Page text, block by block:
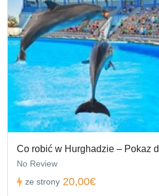
Co robić w Hurghadzie – Pokaz
No Review
ze strony 20,00€